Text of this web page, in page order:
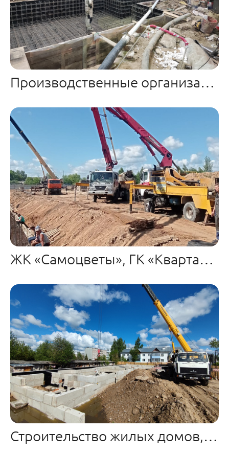
Производственные организации г. Иваново
ЖК «Самоцветы», ГК «Квартал», м.Авдотьино
Строительство жилых домов, м-н Ново-Талицы